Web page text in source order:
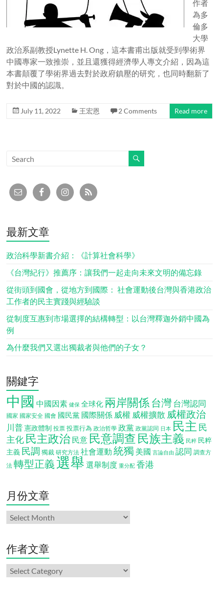
作者
為多
倫多
大學
政治系副教授Lynette H. Ong，這本書甫出版就受到學術界
中國專家一致推崇，並且還獲得經濟學人專文介紹，因為這
本書顛覆了學術界過去對於政府鎮壓的研究，也同時翻新了
對於中國的認識。
July 11, 2022 王宏恩 2 Comments Read more
最新文章
政治科學新書介紹：《計算社會科學》
《台灣紀行》推薦序：讓我們一起走向未來文明的備忘錄
從街頭到國會，從地方到國際： 社會運動後台灣與香港政治
工作者的民主實踐與經驗談
從制度互惠到市場選擇的結構轉型：以台灣釋迦外銷中國為
例
為什麼我們又選出獨裁者與他們的子女？
關鍵字
中國 中國因素 健保 全球化 兩岸關係 台灣台灣認同
國家 國家安全 國會 國民黨 國際關係 威權 威權擴散 威權政治
川普 憲政體制 投票 投票行為 政治哲學 政黨 政黨認同 日本 民主 民
主化 民主政治 民意 民意調查 民族主義 民粹 民粹
主義 民調 獨裁 研究方法 社會運動 統獨 美國 言論自由 認同 調查方
法 轉型正義 選舉 選舉制度 重分配 香港
月份文章
月
份
章
作者文章
作
者